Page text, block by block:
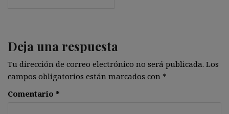
Deja una respuesta
Tu dirección de correo electrónico no será publicada. Los
campos obligatorios están marcados con *
Comentario *